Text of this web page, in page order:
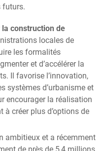
futurs.
construction de
locales de
les formalités
et d’accélérer la
Il favorise l’innovation,
systèmes d’urbanisme et
encourager la réalisation
à créer plus d’options de
ambitieux et a récemment